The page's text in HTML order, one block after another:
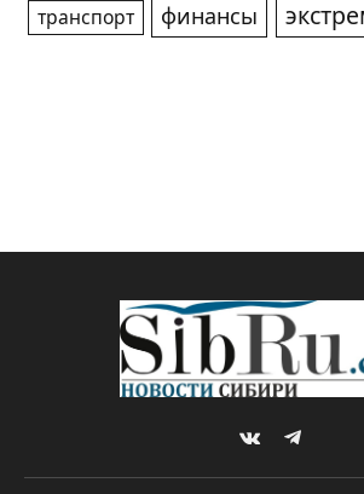
транспорт финансы
VKontakteTelegram